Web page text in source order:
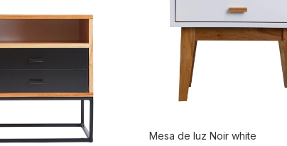
Mesa de luz Noir white